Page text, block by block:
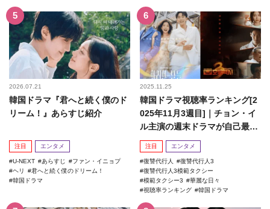
2026.07.21
韓国ドラマ『君へと続く僕のド
リーム！』あらすじ紹介
注目 エンタメ
U-NEXT あらすじ
ファン・イニョプ
ヘリ
君へと続く僕のドリーム！
韓国ドラマ
2025.11.25
韓国ドラマ視聴率ランキング[2
025年11月3週目]｜チョン・イ
ル主演の週末ドラマが自己最高
記録を更新！
注目 エンタメ
復讐代行人
復讐代行人3
復讐代行人3模範タクシー
模範タクシー3
華麗な日々
視聴率ランキング
韓国ドラマ